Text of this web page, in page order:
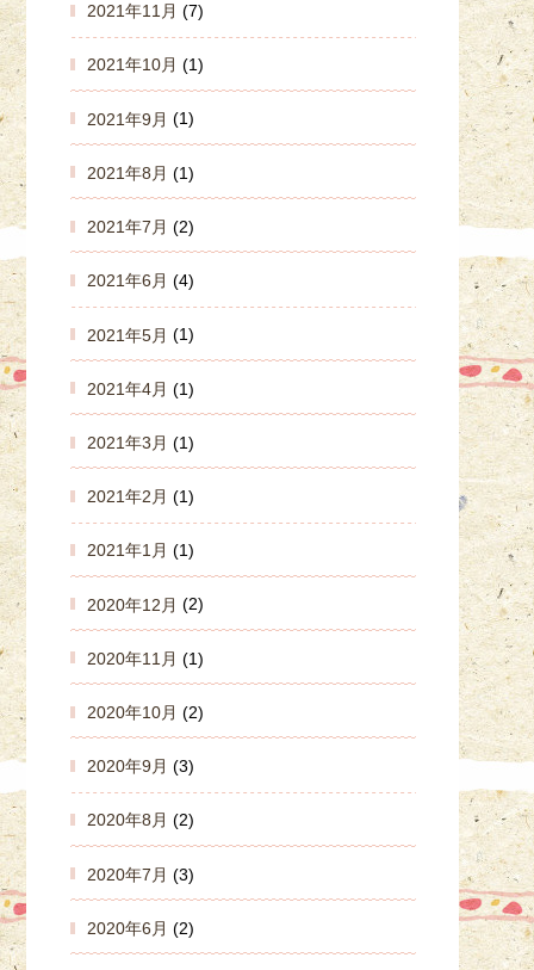
2021年11月 (7)
2021年10月 (1)
2021年9月 (1)
2021年8月 (1)
2021年7月 (2)
2021年6月 (4)
2021年5月 (1)
2021年4月 (1)
2021年3月 (1)
2021年2月 (1)
2021年1月 (1)
2020年12月 (2)
2020年11月 (1)
2020年10月 (2)
2020年9月 (3)
2020年8月 (2)
2020年7月 (3)
2020年6月 (2)